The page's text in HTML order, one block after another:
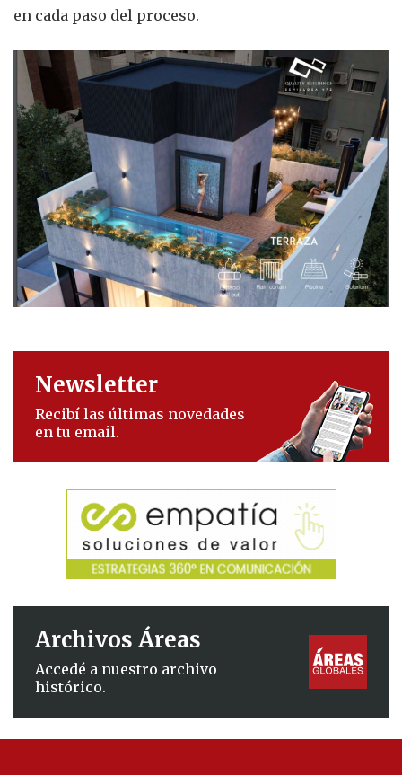
en cada paso del proceso.
Newsletter
Recibí las últimas novedades
en tu email.
Archivos Áreas
Accedé a nuestro archivo
histórico.